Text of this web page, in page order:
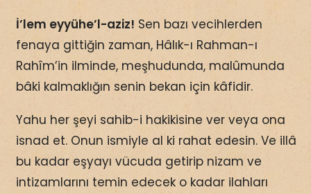
İ’lem eyyühe’l-aziz! Sen bazı vecihlerden
fenaya gittiğin zaman, Hâlık-ı Rahman-ı
Rahîm’in ilminde, meşhudunda, malûmunda
bâki kalmaklığın senin bekan için kâfidir.
Yahu her şeyi sahib-i hakikisine ver veya ona
isnad et. Onun ismiyle al ki rahat edesin. Ve illâ
bu kadar eşyayı vücuda getirip nizam ve
intizamlarını temin edecek o kadar ilahları